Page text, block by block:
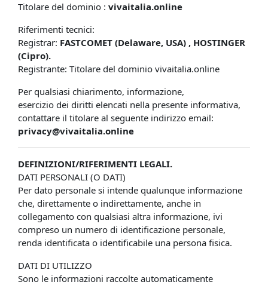
Titolare del dominio :vivaitalia.online
Riferimenti tecnici:
Registrar: FASTCOMET (Delaware, USA) , HOSTINGER
(Cipro).
Registrante: Titolare del dominio vivaitalia.online
Per qualsiasi chiarimento, informazione,
esercizio dei diritti elencati nella presente informativa,
contattare il titolare al seguente indirizzo email:
privacy@vivaitalia.online
DEFINIZIONI/RIFERIMENTI LEGALI.
DATI PERSONALI (O DATI)
Per dato personale si intende qualunque informazione
che, direttamente o indirettamente, anche in
collegamento con qualsiasi altra informazione, ivi
compreso un numero di identificazione personale,
renda identificata o identificabile una persona fisica.
DATI DI UTILIZZO
Sono le informazioni raccolte automaticamente